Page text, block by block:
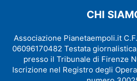
CHI
Associazione Pianetaempoli.it
06096170482 Testata
presso il Tribunale di Firenze
Iscrizione nel Registro degli